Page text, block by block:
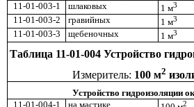
11-01-003-1
шлаковых 1 м3
11-01-003-2
гравийных 1 м3
11-01-003-3
щебеночных 1 м3
Таблица 11-01-004 Устройство
Измеритель: 100 м2
Устройство гидроизоляции
11-01-004-1
на мастике
2